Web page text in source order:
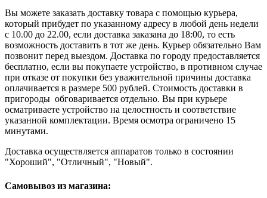
Вы можете заказать доставку товара с помощью курьера,
который прибудет по указанному адресу в любой день недели
с 10.00 до 22.00, если доставка заказана до 18:00, то есть
возможность доставить в тот же день. Курьер обязательно Вам
позвонит перед выездом. Доставка по городу предоставляется
бесплатно, если вы покупаете устройство, в противном случае
при отказе от покупки без уважительной причины доставка
оплачивается в размере 500 рублей. Стоимость доставки в
пригороды обговаривается отдельно. Вы при курьере
осматриваете устройство на целостность и соответствие
указанной комплектации. Время осмотра ограничено 15
минутами.
Доставка осуществляется аппаратов только в состоянии
"Хороший", "Отличный", "Новый".
Самовывоз из магазина: